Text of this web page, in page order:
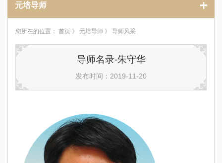
元培导师
您所在的位置： 首页 》 元培导师 》 导师风采
导师名录-朱守华
发布时间：2019-11-20